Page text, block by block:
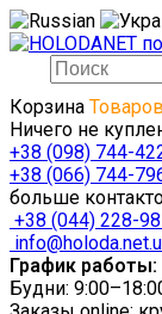
Корзина
Ничего не
+38 (098) 744-
+38 (066) 744-
больше
+38 (044) 228-
График работы:
Будни: